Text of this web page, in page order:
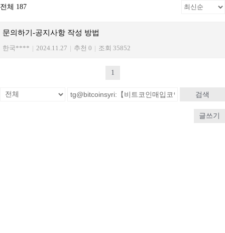
전체 187
문의하기-공지사항 작성 방법
한국**** | 2024.11.27 | 추천 0 | 조회 35852
1
검색
글쓰기